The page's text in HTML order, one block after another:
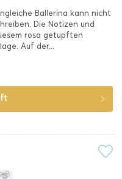
Ballerina kann nicht
Die Notizen und
rosa getupften
Auf der...